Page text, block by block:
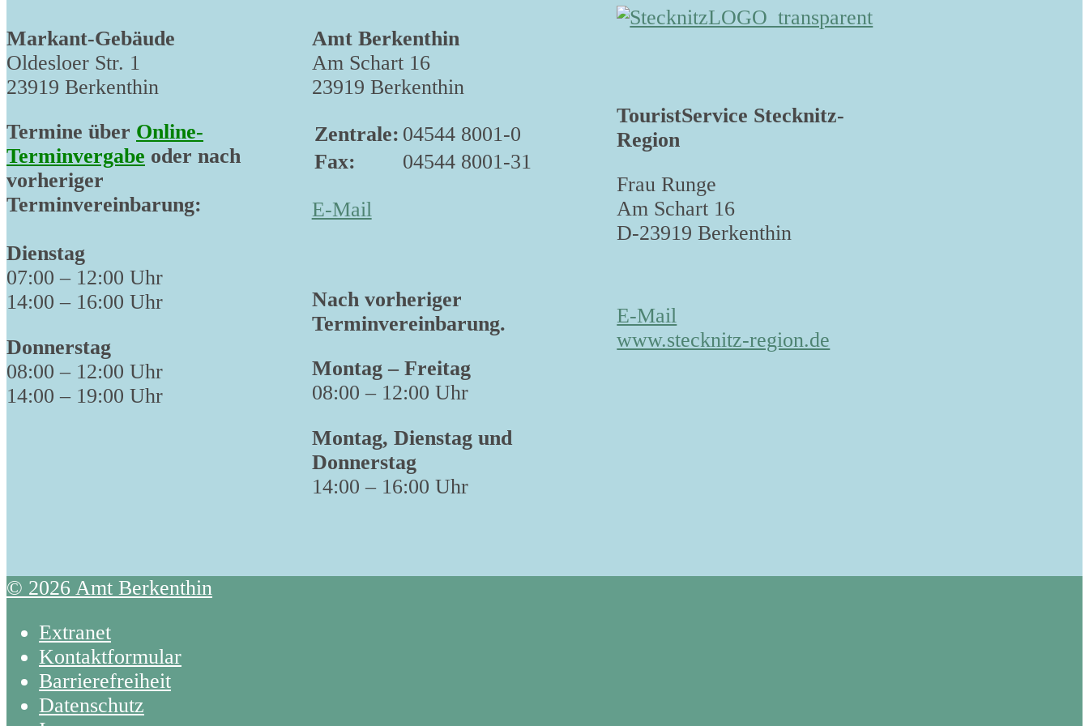
Markant-Gebäude
Oldesloer Str. 1
23919 Berkenthin
Termine über Online-
Terminvergabe oder nach
vorheriger
Terminvereinbarung:
Dienstag
07:00 – 12:00 Uhr
14:00 – 16:00 Uhr
Donnerstag
08:00 – 12:00 Uhr
14:00 – 19:00 Uhr
Amt Berkenthin
Am Schart 16
23919 Berkenthin
Zentrale: 04544 8001-0
Fax:
04544 8001-31
E-Mail
Nach vorheriger
Terminvereinbarung.
Montag – Freitag
08:00 – 12:00 Uhr
Montag, Dienstag und
Donnerstag
14:00 – 16:00 Uhr
TouristService Stecknitz-
Region
Frau Runge
Am Schart 16
D-23919 Berkenthin
E-Mail
www.stecknitz-region.de
© 2026 Amt Berkenthin
Extranet
Kontaktformular
Barrierefreiheit
Datenschutz